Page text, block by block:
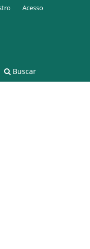
Buscar
Acesso